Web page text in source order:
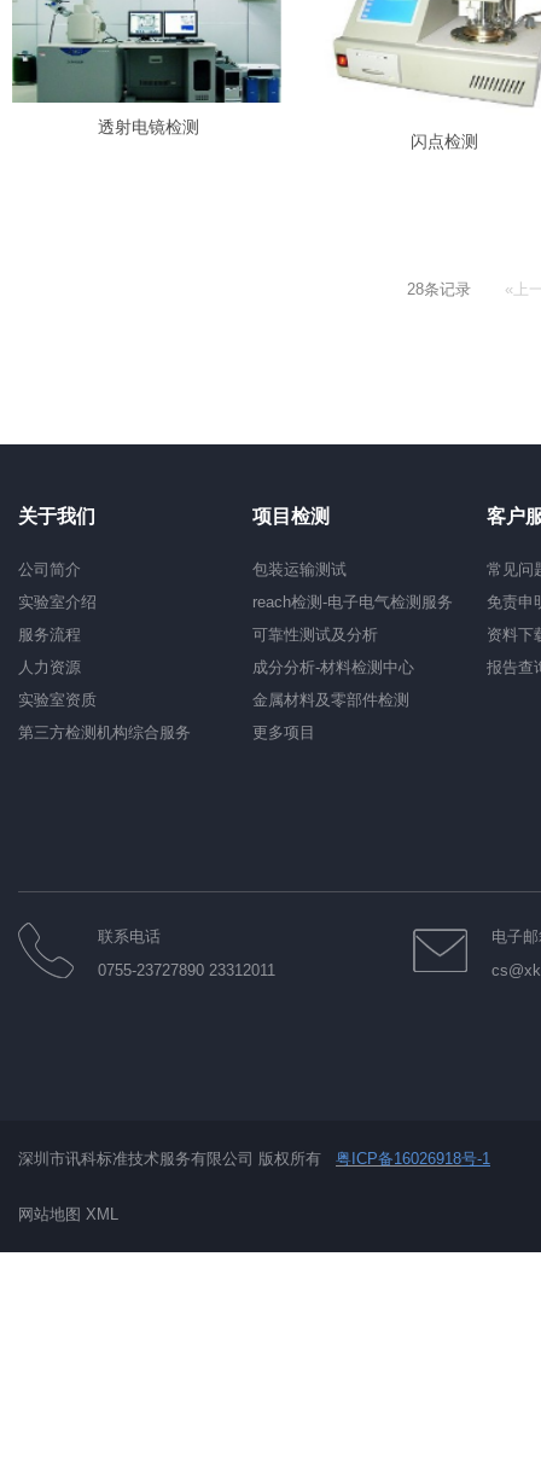
透射电镜检测
闪点检测
28条记录 «上
关于我们
公司简介
实验室介绍
服务流程
人力资源
实验室资质
第三方检测机构综合服务
项目检测
包装运输测试
reach检测-电子电气检测服务
可靠性测试及分析
成分分析-材料检测中心
金属材料及零部件检测
更多项目
客户
常见问
免责申
资料下
报告查
联系电话
0755-23727890 23312011
电子
深圳市讯科标准技术服务有限公司 版权所有 粤ICP备16026918号-1
网站地图 XML